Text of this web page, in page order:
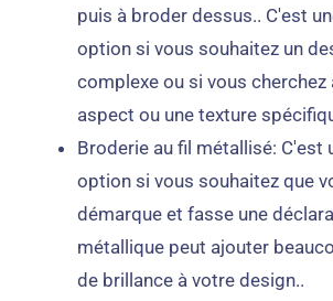
puis à broder dessus.. C'est
option si vous souhaitez un
complexe ou si vous cherchez
aspect ou une texture
Broderie au fil métallisé: C'est
option si vous souhaitez que
démarque et fasse une
métallique peut ajouter
de brillance à votre design..